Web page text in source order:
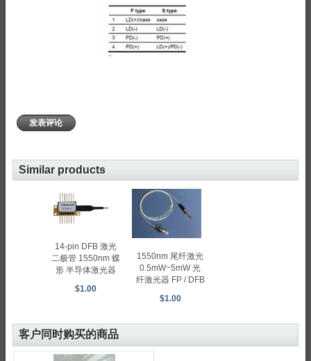
发表评论
Similar products
14-pin DFB 激光
二极管 1550nm 蝶
形 半导体激光器
$1.00
1550nm 尾纤激光
0.5mW~5mW 光
纤激光器 FP / DFB
$1.00
客户同时购买的商品